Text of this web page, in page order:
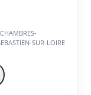
SUR-LOIRE
une résidence
avec une cuisine
exposé sud, 2
sécurisé.